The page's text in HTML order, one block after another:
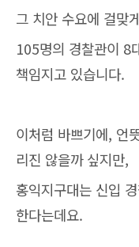
그 치안 수요에 걸맞
105명의 경찰관이 8
책임지고 있습니다.
이처럼 바쁘기에, 언
리진 않을까 싶지만,
홍익지구대는 신입
한다는데요.